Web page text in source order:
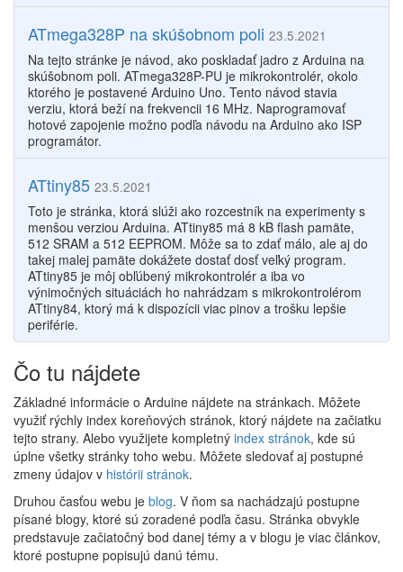
ATmega328P na skúšobnom poli 23.5.2021
Na tejto stránke je návod, ako poskladať jadro z Arduina na
skúšobnom poli. ATmega328P-PU je mikrokontrolér, okolo
ktorého je postavené Arduino Uno. Tento návod stavia
verziu, ktorá beží na frekvencii 16 MHz. Naprogramovať
hotové zapojenie možno podľa návodu na Arduino ako ISP
programátor.
ATtiny85 23.5.2021
Toto je stránka, ktorá slúži ako rozcestník na experimenty s
menšou verziou Arduina. ATtiny85 má 8 kB flash pamäte,
512 SRAM a 512 EEPROM. Môže sa to zdať málo, ale aj do
takej malej pamäte dokážete dostať dosť veľký program.
ATtiny85 je môj obľúbený mikrokontrolér a iba vo
výnimočných situáciách ho nahrádzam s mikrokontrolérom
ATtiny84, ktorý má k dispozícii viac pinov a trošku lepšie
periférie.
Čo tu nájdete
Základné informácie o Arduine nájdete na stránkach. Môžete
využiť rýchly index koreňových stránok, ktorý nájdete na začiatku
tejto strany. Alebo využijete kompletný index stránok, kde sú
úplne všetky stránky toho webu. Môžete sledovať aj postupné
zmeny údajov v histórii stránok.
Druhou časťou webu je blog. V ňom sa nachádzajú postupne
písané blogy, ktoré sú zoradené podľa času. Stránka obvykle
predstavuje začiatočný bod danej témy a v blogu je viac článkov,
ktoré postupne popisujú danú tému.